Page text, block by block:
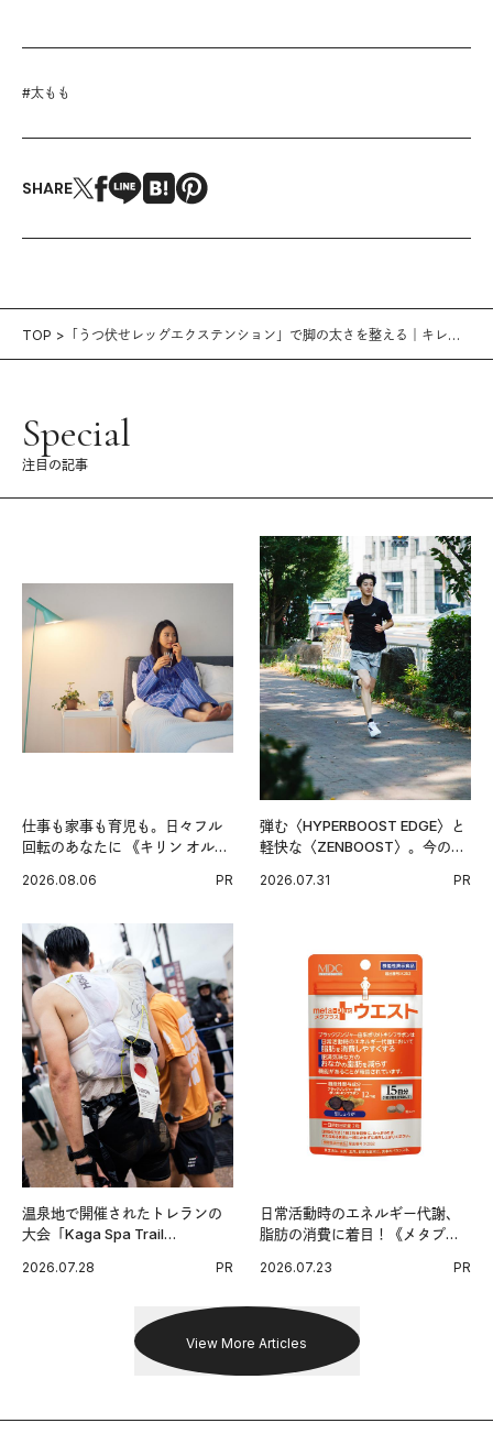
#太もも
SHARE
TOP
「うつ伏せレッグエクステンション」で脚の太さを整える｜キレイ
Special
注目の記事
仕事も家事も育児も。日々フル
回転のあなたに 《キリン オルニ
2026.08.06 PR
弾む〈HYPERBOOST EDGE〉と
軽快な〈ZENBOOST〉。今の時
出した新機軸。
2026.07.31 PR
温泉地で開催されたトレランの
大会「Kaga Spa Trail
戦を夢見るランナーたちの奮闘
2026.07.28 PR
日常活動時のエネルギー代謝、
脂肪の消費に着目！《メタプラ
習慣。
2026.07.23 PR
View More Articles